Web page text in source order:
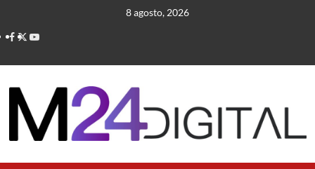
contenido
8 agosto, 2026